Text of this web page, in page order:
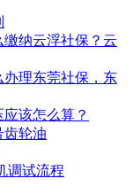
纳云浮社保？云
理东莞社保，东
该怎么算？
齿轮油
调试流程